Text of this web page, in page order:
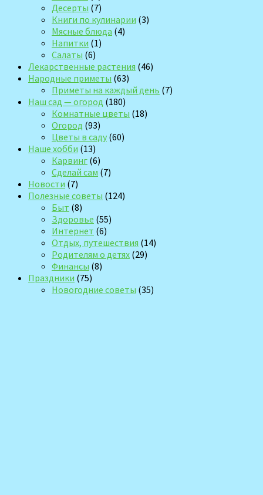
Десерты (7)
Книги по кулинарии (3)
Мясные блюда (4)
Напитки (1)
Салаты (6)
Лекарственные растения (46)
Народные приметы (63)
Приметы на каждый день (7)
Наш сад — огород (180)
Комнатные цветы (18)
Огород (93)
Цветы в саду (60)
Наше хобби (13)
Карвинг (6)
Сделай сам (7)
Новости (7)
Полезные советы (124)
Быт (8)
Здоровье (55)
Интернет (6)
Отдых, путешествия (14)
Родителям о детях (29)
Финансы (8)
Праздники (75)
Новогодние советы (35)